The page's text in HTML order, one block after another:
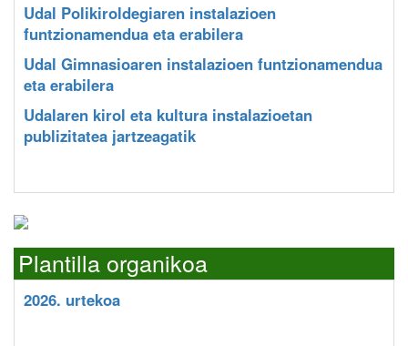
Udal Polikiroldegiaren instalazioen
funtzionamendua eta erabilera
Udal Gimnasioaren instalazioen funtzionamendua
eta erabilera
Udalaren kirol eta kultura instalazioetan
publizitatea jartzeagatik
Plantilla organikoa
2026. urtekoa